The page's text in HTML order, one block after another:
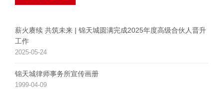
薪火赓续 共筑未来 | 锦天城圆满完成2025年度高级合伙人晋升
工作
2025-05-24
锦天城律师事务所宣传画册
1999-04-09